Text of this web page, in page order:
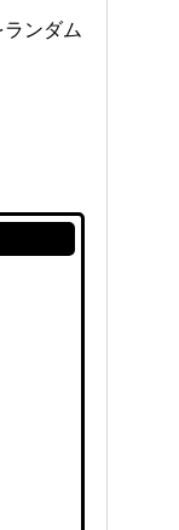
ンダム